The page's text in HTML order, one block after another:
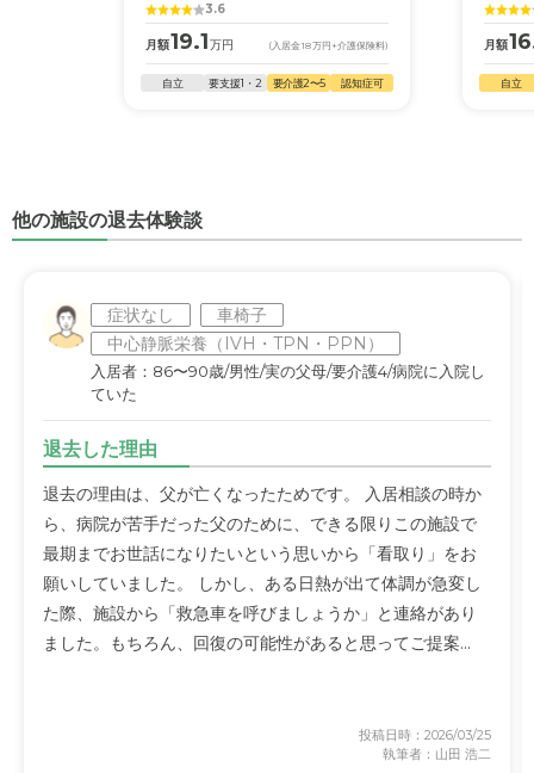
3.6
月額19.1万円 (入居金18万円 +介護保険料)
自立 要支援1・2 要介護2〜5 認知症可
月額
自立
他の施設の退去体験談
症状なし
車椅子
中心静脈栄養（IVH・TPN・PPN）
入居者：86〜90歳/男性/実の父母/要介護4/病院に入院し
ていた
退去した理由
退去の理由は、父が亡くなったためです。 入居相談の時か
ら、病院が苦手だった父のために、できる限りこの施設で
最期までお世話になりたいという思いから「看取り」をお
願いしていました。 しかし、ある日熱が出て体調が急変し
た際、施設から「救急車を呼びましょうか」と連絡があり
ました。もちろん、回復の可能性があると思ってご提案...
投稿日時：2026/03/25
執筆者：山田 浩二